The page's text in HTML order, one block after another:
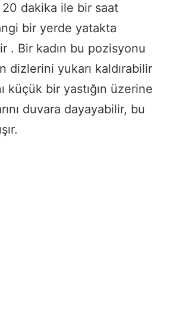
dakika ile bir saat
bir yerde yatakta
. Bir kadın bu pozisyonu
dizlerini yukarı kaldırabilir
küçük bir yastığın üzerine
duvara dayayabilir, bu